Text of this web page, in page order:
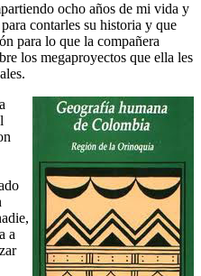
ocho años de mi vida y
contarles su historia y que
para lo que la compañera
los megaproyectos que ella les
a